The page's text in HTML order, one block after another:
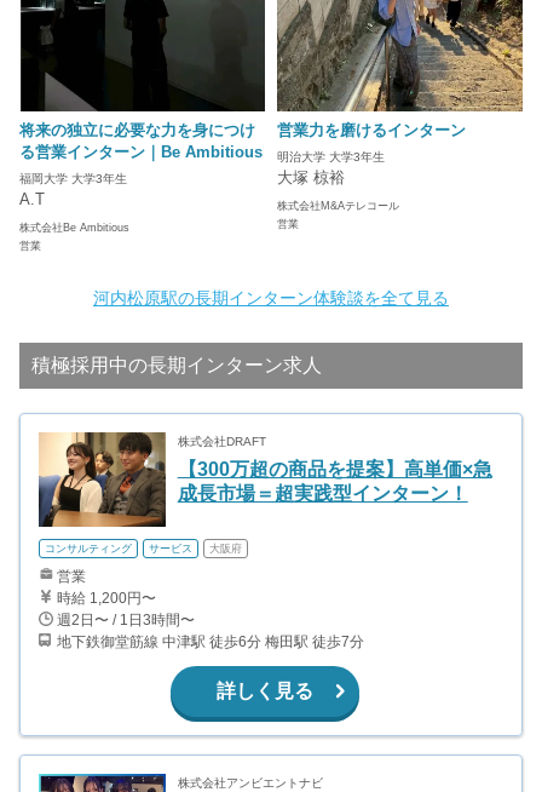
将来の独立に必要な力を身につけ
る営業インターン｜Be Ambitious
福岡大学 大学3年生
A.T
株式会社Be Ambitious
営業
営業力を磨けるインターン
明治大学 大学3年生
大塚 椋裕
株式会社M&Aテレコール
営業
河内松原駅の長期インターン体験談を全て見る
積極採用中の長期インターン求人
株式会社DRAFT
【300万超の商品を提案】高単価×急
成長市場＝超実践型インターン！
コンサルティング サービス 大阪府
営業
時給 1,200円〜
週2日〜 / 1日3時間〜
地下鉄御堂筋線 中津駅 徒歩6分 梅田駅 徒歩7分
詳しく見る
株式会社アンビエントナビ